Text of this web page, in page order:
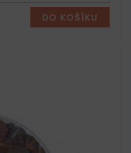
DO KOŠÍKU